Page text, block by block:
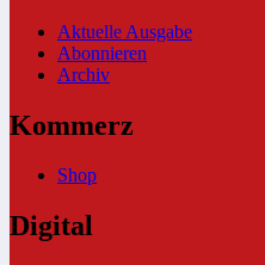
Aktuelle Ausgabe
Abonnieren
Archiv
Kommerz
Shop
Digital